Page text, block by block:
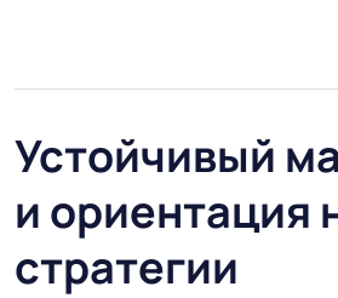
Устойчивый
и ориентация
стратегии